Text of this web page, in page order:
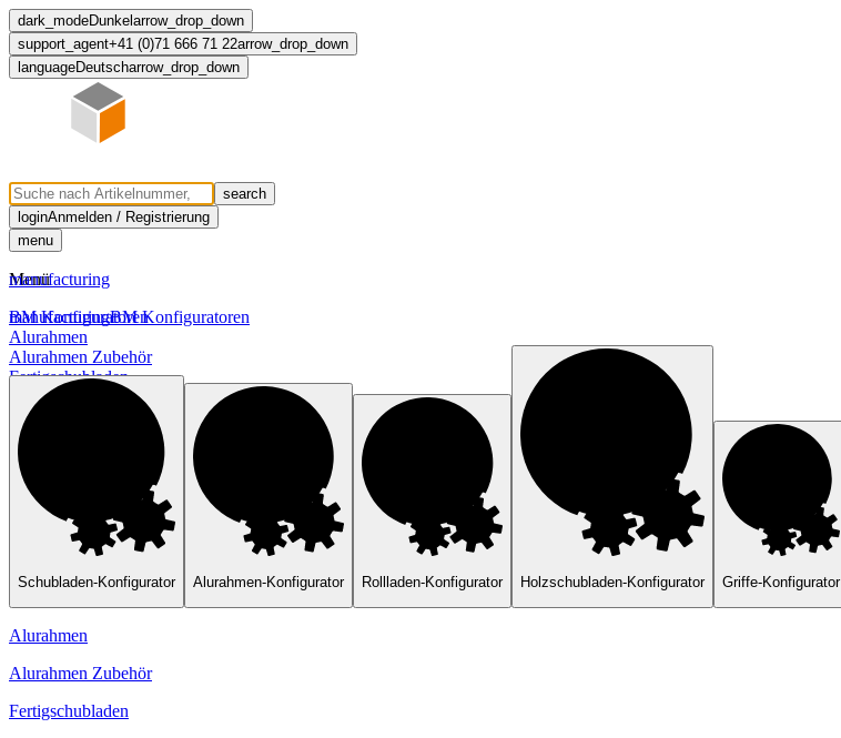
dark_modeDunkel arrow_drop_down
support_agent+41 (0)71 666 71 22arrow_drop_down
languageDeutscharrow_drop_down
search
loginAnmelden / Registrierung
menu
Menü
manufacturingBM Konfiguratoren
Alurahmen
Alurahmen Zubehör
Fertigschubladen
Griffleisten
chevron_right
Griffmulden
Massivholzschublade
Plissee
Rollladen
computer light_mode
dark_mode
languageDeutsch
arrow_drop_down
manufacturing
BM Konfiguratoren
Schubladen-Konfigurator Alurahmen-Konfigurator Rollladen-Konfigurator Holzschubladen-Konfigurator Griffe-Konfigurator
Alurahmen
Alurahmen Zubehör
Fertigschubladen